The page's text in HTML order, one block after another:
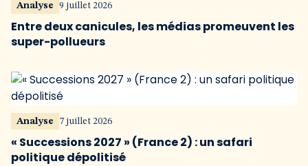
Analyse 9 juillet 2026
Entre deux canicules, les médias promeuvent les
super-pollueurs
Analyse 7 juillet 2026
« Successions 2027 » (France 2) : un safari
politique dépolitisé